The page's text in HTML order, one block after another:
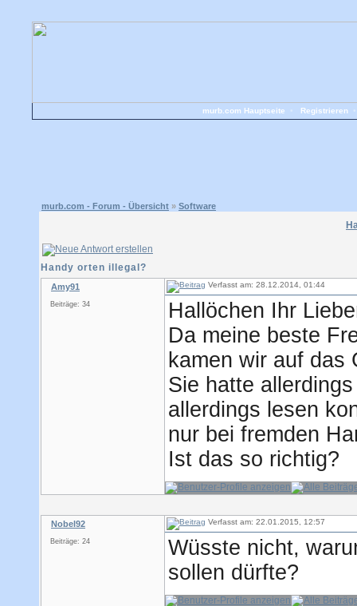
murb.com Hauptseite Registrieren
murb.com - Forum - Übersicht » Software
Handy orten illegal?
Amy91
Beiträge: 34
Verfasst am: 28.12.2014, 01:44
Hallöchen Ihr
Da meine beste
kamen wir auf das
Sie hatte
allerdings lesen
nur bei fremden
Ist das so richtig?
Nobel92
Beiträge: 24
Verfasst am: 22.01.2015, 12:57
Wüsste nicht,
sollen dürfte?